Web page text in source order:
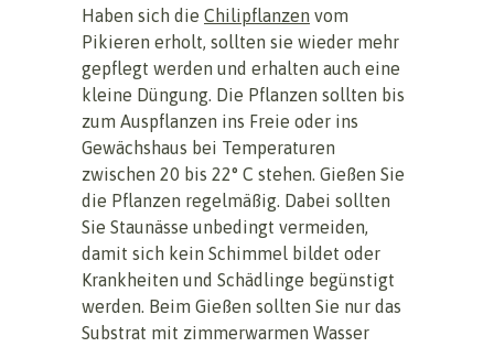
Haben sich die Chilipflanzen vom
Pikieren erholt, sollten sie wieder mehr
gepflegt werden und erhalten auch eine
kleine Düngung. Die Pflanzen sollten bis
zum Auspflanzen ins Freie oder ins
Gewächshaus bei Temperaturen
zwischen 20 bis 22° C stehen. Gießen Sie
die Pflanzen regelmäßig. Dabei sollten
Sie Staunässe unbedingt vermeiden,
damit sich kein Schimmel bildet oder
Krankheiten und Schädlinge begünstigt
werden. Beim Gießen sollten Sie nur das
Substrat mit zimmerwarmen Wasser